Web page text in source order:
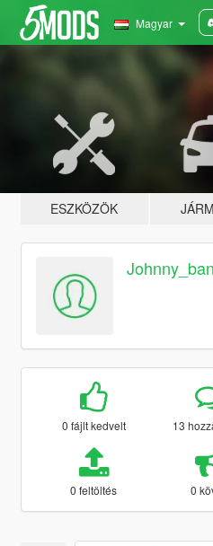
Magyar
ESZKÖZÖK
0 fájlt kedvelt 13
0 feltöltés 0